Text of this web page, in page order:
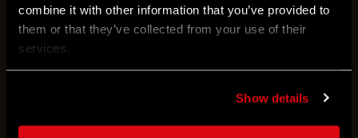
combine it with other information that you’ve provided to
them or that they’ve collected from your use of their
services.
Show details
○ 《猩红纽带》——玩家在打开保险箱时看上去更自然
○ 《猩红纽带》——更新了表演目标，使其在所有合作